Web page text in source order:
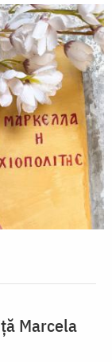
Marcela